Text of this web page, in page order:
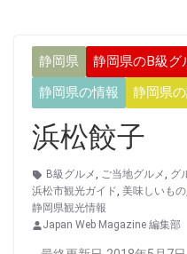
静岡県
静岡県のB級グ
静岡県の情報
静岡県
浜松餃子
B級グルメ, ご当地グルメ, グ
浜松市観光ガイド, 美味しいもの,
静岡県観光情報
Japan Web Magazine 編集部